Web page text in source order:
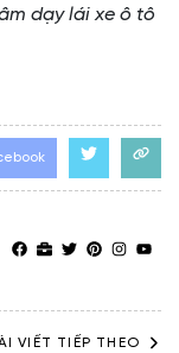
dạy lái xe ô tô
VIẾT TIẾP THEO